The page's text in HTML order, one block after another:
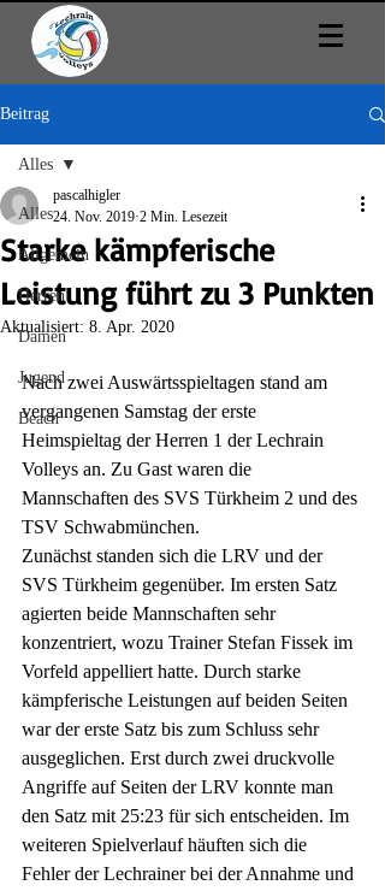
Beitrag
Alles
Allgemein
Herren
Damen
Jugend
Beach
Alles
Starke kämpferische
Leistung führt zu 3 Punkten
pascalhigler
24. Nov. 2019 2 Min. Lesezeit
Aktualisiert: 8. Apr. 2020
Nach zwei Auswärtsspieltagen stand am
vergangenen Samstag der erste
Heimspieltag der Herren 1 der Lechrain
Volleys an. Zu Gast waren die
Mannschaften des SVS Türkheim 2 und des
TSV Schwabmünchen.
Zunächst standen sich die LRV und der
SVS Türkheim gegenüber. Im ersten Satz
agierten beide Mannschaften sehr
konzentriert, wozu Trainer Stefan Fissek im
Vorfeld appelliert hatte. Durch starke
kämpferische Leistungen auf beiden Seiten
war der erste Satz bis zum Schluss sehr
ausgeglichen. Erst durch zwei druckvolle
Angriffe auf Seiten der LRV konnte man
den Satz mit 25:23 für sich entscheiden. Im
weiteren Spielverlauf häuften sich die
Fehler der Lechrainer bei der Annahme und